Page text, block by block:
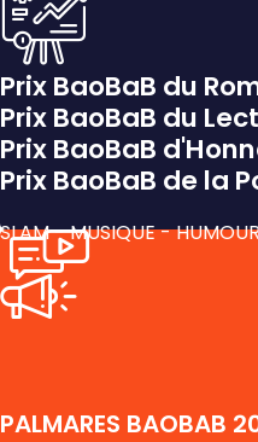
Prix BaoBaB du
Prix BaoBaB du
Prix BaoBaB
Prix BaoBaB de la
SLAM - MUSIQUE -
PALMARES BAOBAB